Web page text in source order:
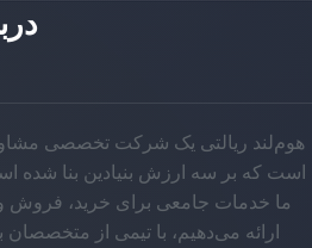
هوم‌لند ریالتی یک شرکت تخصصی
است که بر سه ارزش بنیادین بنا
ما خدمات جامعی برای خرید، فروش
ارائه می‌دهیم، با تیمی از